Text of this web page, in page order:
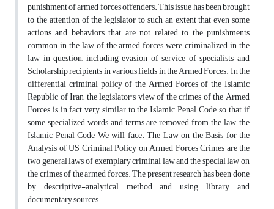
punishment of armed forces offenders. This issue has been brought
to the attention of the legislator to such an extent that even some
actions and behaviors that are not related to the punishments
common in the law of the armed forces were criminalized in the
law in question, including evasion of service of specialists and
Scholarship recipients in various fields in the Armed Forces. In the
differential criminal policy of the Armed Forces of the Islamic
Republic of Iran, the legislator's view of the crimes of the Armed
Forces is in fact very similar to the Islamic Penal Code, so that if
some specialized words and terms are removed from the law, the
Islamic Penal Code We will face. The Law on the Basis for the
Analysis of US Criminal Policy on Armed Forces Crimes are the
two general laws of exemplary criminal law and the special law on
the crimes of the armed forces. The present research has been done
by descriptive-analytical method and using library and
documentary sources.